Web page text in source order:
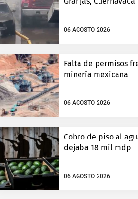
06 AGOSTO 2026
Falta de permisos
minería mexicana
06 AGOSTO 2026
Cobro de piso al
dejaba 18 mil mdp
06 AGOSTO 2026